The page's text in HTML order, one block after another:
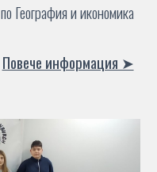
по География и икономика
Повече информация ➤